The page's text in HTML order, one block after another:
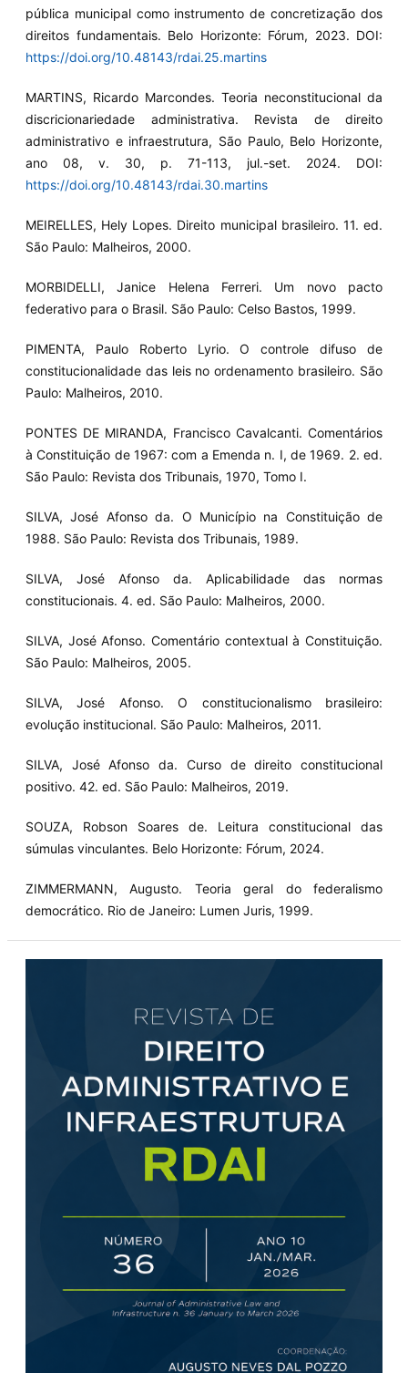
pública municipal como instrumento de concretização dos
direitos fundamentais. Belo Horizonte: Fórum, 2023. DOI:
https://doi.org/10.48143/rdai.25.martins
MARTINS, Ricardo Marcondes. Teoria neconstitucional da
discricionariedade administrativa. Revista de direito
administrativo e infraestrutura, São Paulo, Belo Horizonte,
ano 08, v. 30, p. 71-113, jul.-set. 2024. DOI:
https://doi.org/10.48143/rdai.30.martins
MEIRELLES, Hely Lopes. Direito municipal brasileiro. 11. ed.
São Paulo: Malheiros, 2000.
MORBIDELLI, Janice Helena Ferreri. Um novo pacto
federativo para o Brasil. São Paulo: Celso Bastos, 1999.
PIMENTA, Paulo Roberto Lyrio. O controle difuso de
constitucionalidade das leis no ordenamento brasileiro. São
Paulo: Malheiros, 2010.
PONTES DE MIRANDA, Francisco Cavalcanti. Comentários
à Constituição de 1967: com a Emenda n. I, de 1969. 2. ed.
São Paulo: Revista dos Tribunais, 1970, Tomo I.
SILVA, José Afonso da. O Município na Constituição de
1988. São Paulo: Revista dos Tribunais, 1989.
SILVA, José Afonso da. Aplicabilidade das normas
constitucionais. 4. ed. São Paulo: Malheiros, 2000.
SILVA, José Afonso. Comentário contextual à Constituição.
São Paulo: Malheiros, 2005.
SILVA, José Afonso. O constitucionalismo brasileiro:
evolução institucional. São Paulo: Malheiros, 2011.
SILVA, José Afonso da. Curso de direito constitucional
positivo. 42. ed. São Paulo: Malheiros, 2019.
SOUZA, Robson Soares de. Leitura constitucional das
súmulas vinculantes. Belo Horizonte: Fórum, 2024.
ZIMMERMANN, Augusto. Teoria geral do federalismo
democrático. Rio de Janeiro: Lumen Juris, 1999.